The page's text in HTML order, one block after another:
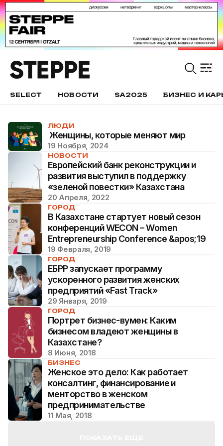
SELECT НОВОСТИ SA2025 БИЗНЕС И
ЛЮДИ
Женщины, которые меняют мир
19 Ноября, 2024
НОВОСТИ
Европейский банк реконструкции и
развития выступил в поддержку
«зеленой повестки» Казахстана
20 Апреля, 2022
ГОРОД
В Казахстане стартует новый сезон
конференций WECON – Women
Entrepreneurship Conference &apos;19
19 Февраля, 2019
ГОРОД
ЕБРР запускает программу
ускоренного развития женских
предприятий «Fast Track»
29 Января, 2019
ГОРОД
Портрет бизнес-вумен: Каким
бизнесом владеют женщины в
Казахстане?
8 Июня, 2018
БИЗНЕС
Женское это дело: Как работает
консалтинг, финансирование и
менторство в женском
предпринимательстве
11 Мая, 2018